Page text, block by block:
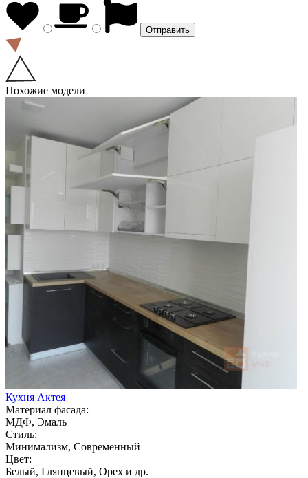
Похожие модели
Кухня Актея
Материал фасада:
МДФ, Эмаль
Стиль:
Минимализм, Современный
Цвет:
Белый, Глянцевый, Орех и др.